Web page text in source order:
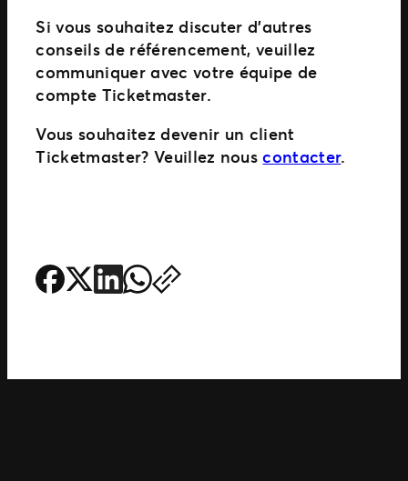
Si vous souhaitez discuter d’autres
conseils de référencement, veuillez
communiquer avec votre équipe de
compte Ticketmaster.
Vous souhaitez devenir un client
Ticketmaster? Veuillez nouscontacter.